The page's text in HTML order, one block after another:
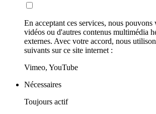
En acceptant ces services, nous pouvons
vidéos ou d'autres contenus multimédia
externes. Avec votre accord, nous
suivants sur ce site internet :
Vimeo, YouTube
Nécessaires
Toujours actif